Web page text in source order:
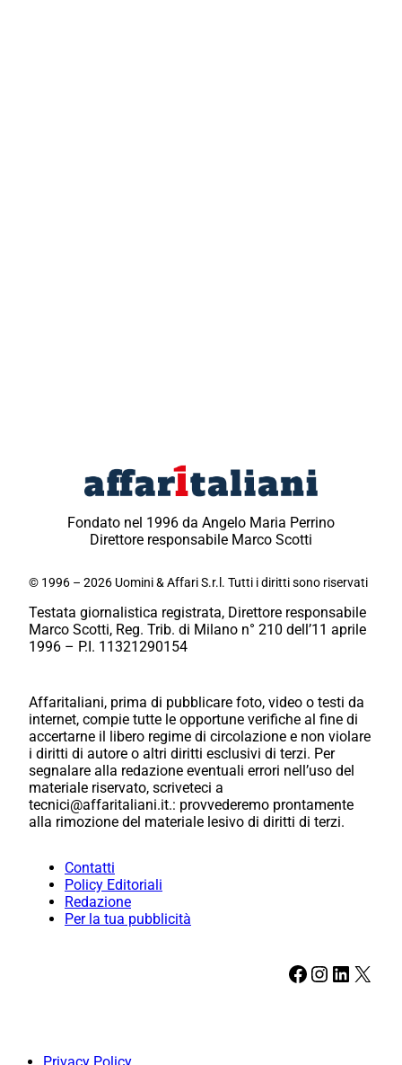
Fondato nel 1996 da Angelo Maria Perrino
Direttore responsabile Marco Scotti
© 1996 – 2026 Uomini & Affari S.r.l. Tutti i diritti sono riservati
Testata giornalistica registrata, Direttore responsabile
Marco Scotti, Reg. Trib. di Milano n° 210 dell’11 aprile
1996 – P.I. 11321290154
Affaritaliani, prima di pubblicare foto, video o testi da
internet, compie tutte le opportune verifiche al fine di
accertarne il libero regime di circolazione e non violare
i diritti di autore o altri diritti esclusivi di terzi. Per
segnalare alla redazione eventuali errori nell’uso del
materiale riservato, scriveteci a
tecnici@affaritaliani.it.: provvederemo prontamente
alla rimozione del materiale lesivo di diritti di terzi.
Contatti
Policy Editoriali
Redazione
Per la tua pubblicità
Facebook Instagram LinkedIn X